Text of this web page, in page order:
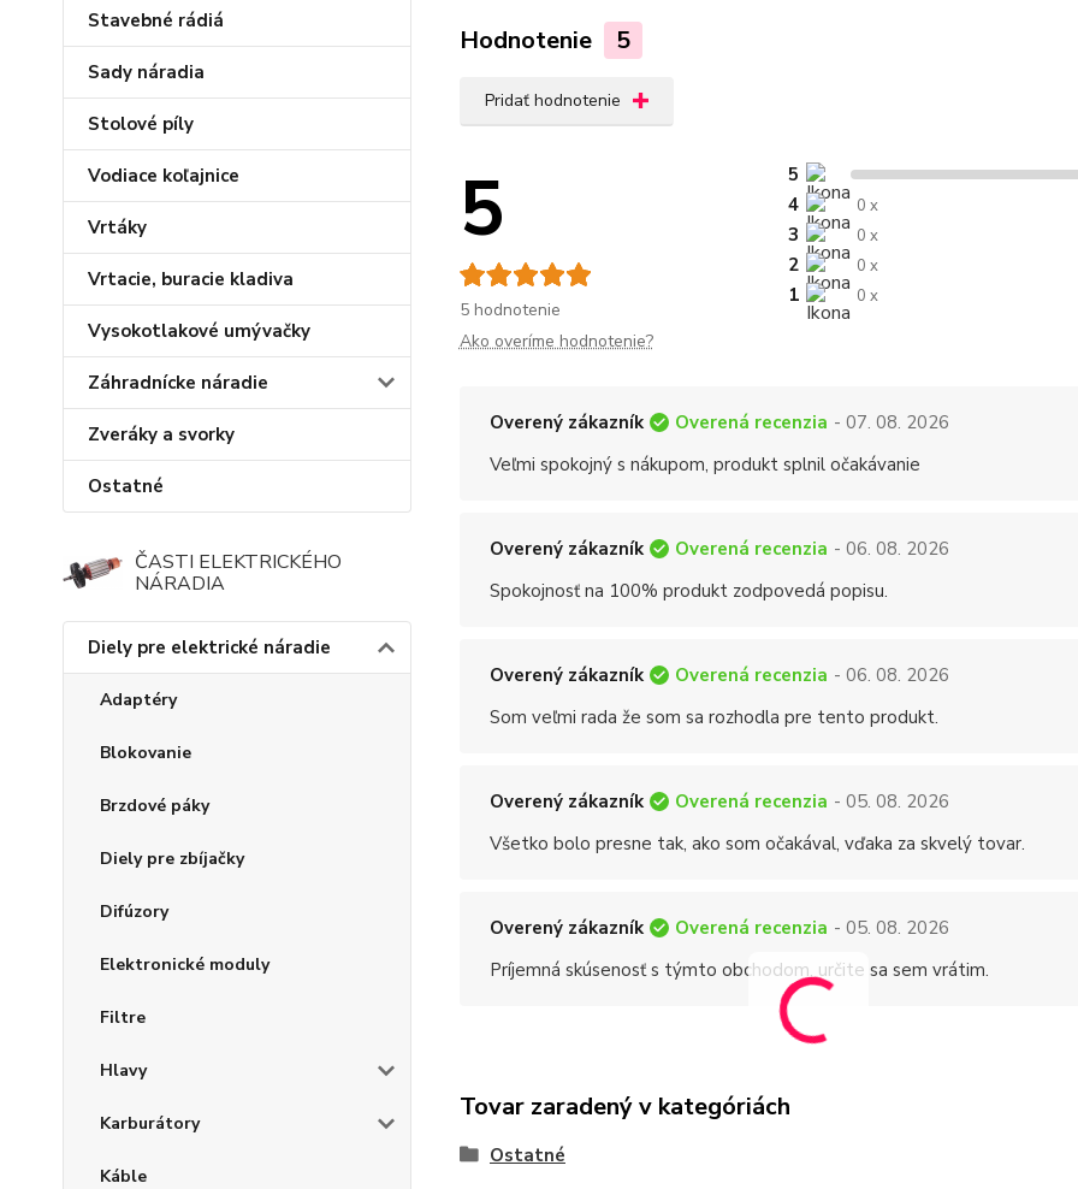
Stavebné rádiá
Sady náradia
Stolové píly
Vodiace koľajnice
Vrtáky
Vrtacie, buracie kladiva
Vysokotlakové umývačky
Záhradnícke náradie
Zveráky a svorky
Ostatné
ČASTI ELEKTRICKÉHO
NÁRADIA
Diely pre elektrické náradie
Adaptéry
Blokovanie
Brzdové páky
Diely pre zbíjačky
Difúzory
Elektronické moduly
Filtre
Hlavy
Karburátory
Káble
Hodnotenie 5
Pridať hodnotenie
5
5 hodnotenie
5
4
0 x
3 0 x
2 0 x
1 0 x
Ako overíme hodnotenie?
Overený zákazník Overená recenzia - 07. 08. 2026
Veľmi spokojný s nákupom, produkt splnil očakávanie
Overený zákazník Overená recenzia - 06. 08. 2026
Spokojnosť na 100% produkt zodpovedá popisu.
Overený zákazník Overená recenzia - 06. 08. 2026
Som veľmi rada že som sa rozhodla pre tento produkt.
Overený zákazník Overená recenzia - 05. 08. 2026
Všetko bolo presne tak, ako som očakával, vďaka za skvelý tovar.
Overený zákazník Overená recenzia - 05. 08. 2026
Príjemná skúsenosť s týmto obchodom, určite sa sem vrátim.
Tovar zaradený v kategóriách
Ostatné